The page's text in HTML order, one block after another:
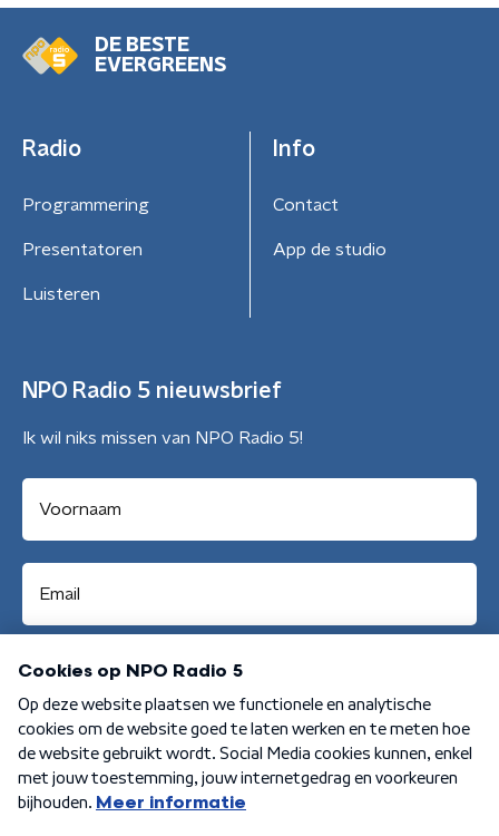
DE BESTE
EVERGREENS
Radio
Programmering
Presentatoren
Luisteren
Info
Contact
App de studio
NPO Radio 5 nieuwsbrief
Ik wil niks missen van NPO Radio 5!
Aanmelden
Algemene voorwaarden Privacybeleid